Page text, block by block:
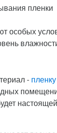
пленки
особых
- пленку
настоящей